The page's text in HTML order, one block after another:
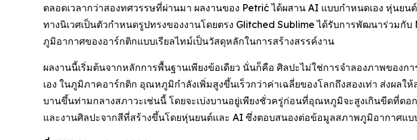
ตลอดเวลากว่าสองทศวรรษที่ผ่านมา ผลงานของ Petrić ได้ผสาน AI แบบกำหนดเอง หุ่นย
ทางนิเวศเป็นตัวกำหนดรูปทรงของงานโดยตรง Glitched Sublime ได้รับการพัฒนาร่วม
ภูมิอากาศของอาร์กติกแบบเรียลไทม์เป็นวัสดุหลักในการสร้างสรรค์งาน
ผลงานนี้เริ่มต้นจากหลักการพื้นฐานเพียงข้อเดียว นั่นก็คือ ศิลปะไม่ใช่การจำลองภาพของ
เอง ในภูมิภาคอาร์กติก อุณหภูมิกำลังเพิ่มสูงขึ้นเร็วกว่าค่าเฉลี่ยของโลกถึงสองเท่า ส่งผล
บานขึ้นท่ามกลางสภาวะเช่นนี้ โดยจะเบ่งบานอยู่เพียงชั่วครู่ก่อนที่อุณหภูมิจะสูงเกินขีดที่ด
และงานศิลปะจากสีที่สร้างขึ้นโดยหุ่นยนต์และ AI ซึ่งตอบสนองต่อข้อมูลสภาพภูมิอากาศแบ